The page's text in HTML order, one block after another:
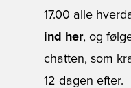
17.00 alle
ind her, og
chatten, som
12 dagen efter.